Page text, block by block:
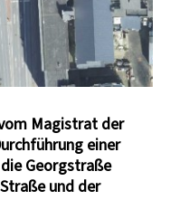
Magistrat der
einer
Georgstraße
und der